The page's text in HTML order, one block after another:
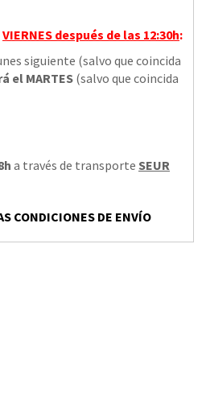
VIERNES después de las 12:30h:
siguiente (salvo que coincida
el MARTES (salvo que coincida
a través de transporte SEUR
CONDICIONES DE ENVÍO